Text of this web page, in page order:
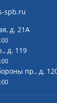
spb.ru
д. 21А
д. 119
пр., д.